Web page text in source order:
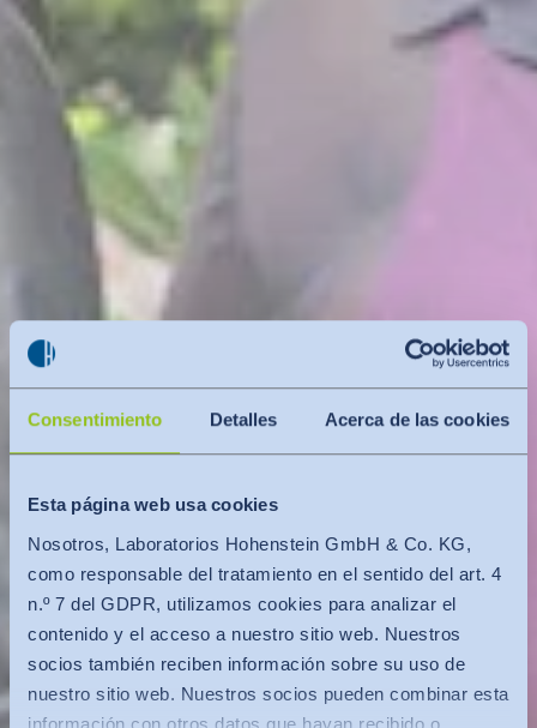
Consentimiento Detalles Acerca de las cookies
Esta página web usa cookies
Nosotros, Laboratorios Hohenstein GmbH & Co. KG,
como responsable del tratamiento en el sentido del art. 4
n.º 7 del GDPR, utilizamos cookies para analizar el
contenido y el acceso a nuestro sitio web. Nuestros
socios también reciben información sobre su uso de
nuestro sitio web. Nuestros socios pueden combinar esta
información con otros datos que hayan recibido o